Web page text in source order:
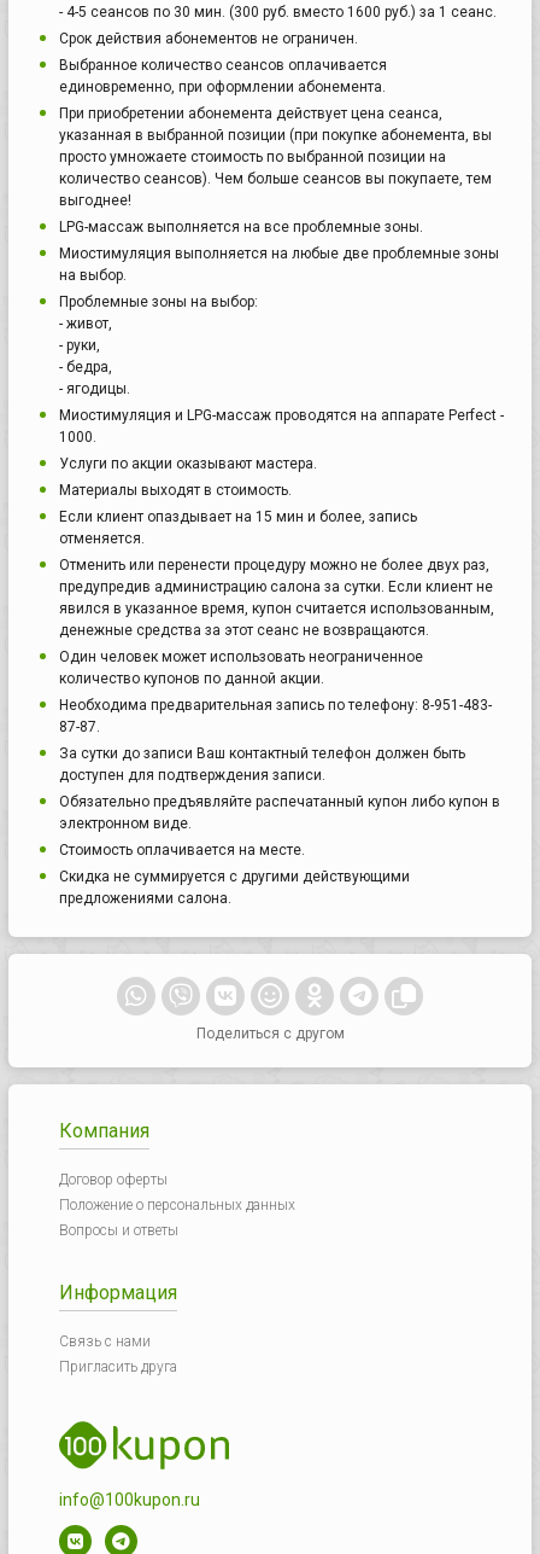
- 4-5 сеансов по 30 мин. (300 руб. вместо 1600 руб.) за 1 сеанс.
Срок действия абонементов не ограничен.
Выбранное количество сеансов оплачивается
единовременно, при оформлении абонемента.
При приобретении абонемента действует цена сеанса,
указанная в выбранной позиции (при покупке абонемента, вы
просто умножаете стоимость по выбранной позиции на
количество сеансов). Чем больше сеансов вы покупаете, тем
выгоднее!
LPG-массаж выполняется на все проблемные зоны.
Миостимуляция выполняется на любые две проблемные зоны
на выбор.
Проблемные зоны на выбор:
- живот,
- руки,
- бедра,
- ягодицы.
Миостимуляция и LPG-массаж проводятся на аппарате Perfect -
1000.
Услуги по акции оказывают мастера.
Материалы выходят в стоимость.
Если клиент опаздывает на 15 мин и более, запись
отменяется.
Отменить или перенести процедуру можно не более двух раз,
предупредив администрацию салона за сутки. Если клиент не
явился в указанное время, купон считается использованным,
денежные средства за этот сеанс не возвращаются.
Один человек может использовать неограниченное
количество купонов по данной акции.
Необходима предварительная запись по телефону: 8-951-483-
87-87.
За сутки до записи Ваш контактный телефон должен быть
доступен для подтверждения записи.
Обязательно предъявляйте распечатанный купон либо купон в
электронном виде.
Стоимость оплачивается на месте.
Скидка не суммируется с другими действующими
предложениями салона.
Поделиться с другом
Компания
Договор оферты
Положение о персональных данных
Вопросы и ответы
Информация
Связь с нами
Пригласить друга
info@100kupon.ru